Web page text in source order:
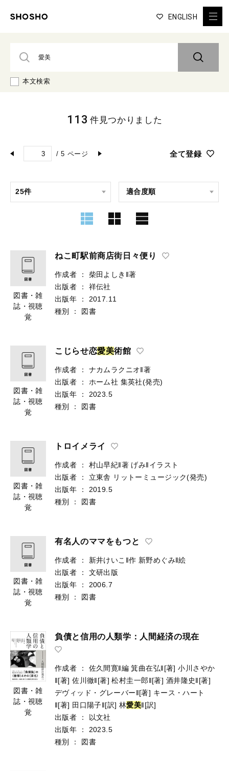
ENGLISH
本文検索
/ 5 ページ 全て登録
113 件見つかりました
図書・雑
誌・視聴
覚
ねこ町駅前商店街日々便り
作成者 ：
柴田よしき‖著
出版者
：
祥伝社
出版年
：
2017.11
種別
： 図書
図書・雑
誌・視聴
覚
こじらせ恋愛美術館
作成者 ：
ナカムラクニオ‖著
出版者
： ホーム社 集英社(発売)
出版年
：
2023.5
種別
： 図書
図書・雑
誌・視聴
覚
トロイメライ
作成者 ： 村山早紀‖著 げみ‖イラスト
出版者
： 立東舎 リットーミュージック(発売)
出版年
：
2019.5
種別
： 図書
図書・雑
誌・視聴
覚
有名人のママをもつと
作成者 ： 新井けいこ‖作 新野めぐみ‖絵
出版者
：
文研出版
出版年
：
2006.7
種別
： 図書
図書・雑
誌・視聴
覚
負債と信用の人類学：人間経済の現在
作成者 ： 佐久間寛‖編 箕曲在弘‖[著] 小川さやか
‖[著] 佐川徹‖[著] 松村圭一郎‖[著] 酒井隆史‖[著]
デヴィッド・グレーバー‖[著] キース・ハート
‖[著] 田口陽子‖[訳] 林愛美‖[訳]
出版者
：
以文社
出版年
：
2023.5
種別
： 図書